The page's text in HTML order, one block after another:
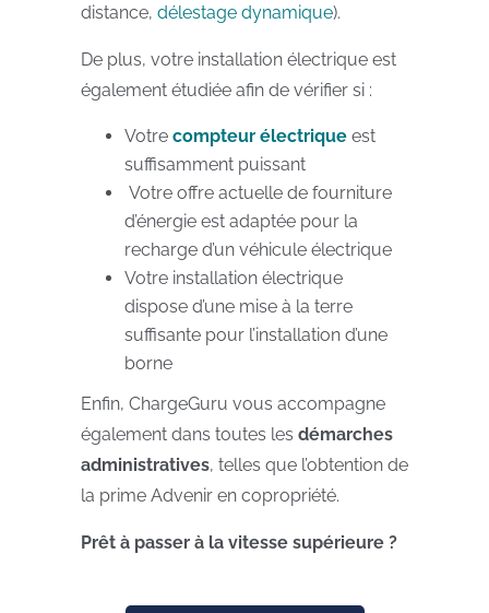
distance, délestage dynamique).
De plus, votre installation électrique est
également étudiée afin de vérifier si :
Votre compteur électrique est
suffisamment puissant
Votre offre actuelle de fourniture
d’énergie est adaptée pour la
recharge d’un véhicule électrique
Votre installation électrique
dispose d’une mise à la terre
suffisante pour l’installation d’une
borne
Enfin, ChargeGuru vous accompagne
également dans toutes les démarches
administratives, telles que l’obtention de
la prime Advenir en copropriété.
Prêt à passer à la vitesse supérieure ?